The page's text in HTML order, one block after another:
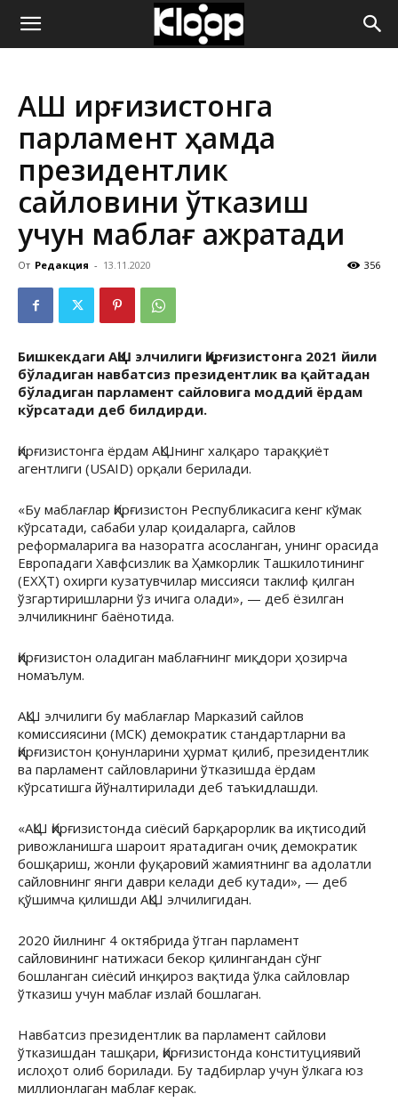
ҚИРҒИЗИСТОН
ЯНГИЛИКЛАРИ
АҚШ Қирғизистонга
парламент ҳамда
президентлик
сайловини ўтказиш
учун маблағ ажратади
От Редакция - 13.11.2020 356
Бишкекдаги АҚШ элчилиги Қирғизистонга 2021 йили
бўладиган навбатсиз президентлик ва қайтадан
бўладиган парламент сайловига моддий ёрдам
кўрсатади деб билдирди.
Қирғизистонга ёрдам АҚШнинг халқаро тараққиёт
агентлиги (USAID) орқали берилади.
«Бу маблағлар Қирғизистон Республикасига кенг кўмак
кўрсатади, сабаби улар қоидаларга, сайлов
реформаларига ва назоратга асосланган, унинг орасида
Европадаги Хавфсизлик ва Ҳамкорлик Ташкилотининг
(ЕХҲТ) охирги кузатувчилар миссияси таклиф қилган
ўзгартиришларни ўз ичига олади», — деб ёзилган
элчиликнинг баёнотида.
Қирғизистон оладиган маблағнинг миқдори ҳозирча
номаълум.
АҚШ элчилиги бу маблағлар Марказий сайлов
комиссиясини (МСК) демократик стандартларни ва
Қирғизистон қонунларини ҳурмат қилиб, президентлик
ва парламент сайловларини ўтказишда ёрдам
кўрсатишга йўналтирилади деб таъкидлашди.
«АҚШ Қирғизистонда сиёсий барқарорлик ва иқтисодий
ривожланишга шароит яратадиган очиқ демократик
бошқариш, жонли фуқаровий жамиятнинг ва адолатли
сайловнинг янги даври келади деб кутади», — деб
қўшимча қилишди АҚШ элчилигидан.
2020 йилнинг 4 октябрида ўтган парламент
сайловининг натижаси бекор қилингандан сўнг
бошланган сиёсий инқироз вақтида ўлка сайловлар
ўтказиш учун маблағ излай бошлаган.
Навбатсиз президентлик ва парламент сайлови
ўтказишдан ташқари, Қирғизистонда конституциявий
ислоҳот олиб борилади. Бу тадбирлар учун ўлкага юз
миллионлаган маблағ керак.